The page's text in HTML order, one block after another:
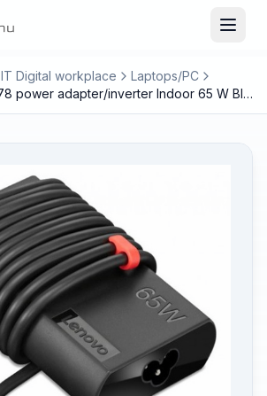
IT Digital workplace
Laptops/PC
Lenovo 4X20V24678 power adapter/inverter Indoor 65 W Black